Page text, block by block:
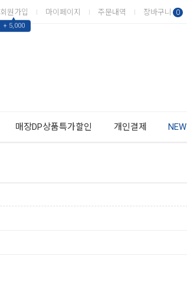
회원가입
▲
+ 5,000
마이페이지 주문내역 장바구니 0
매장DP상품특가할인 개인결제 NEW